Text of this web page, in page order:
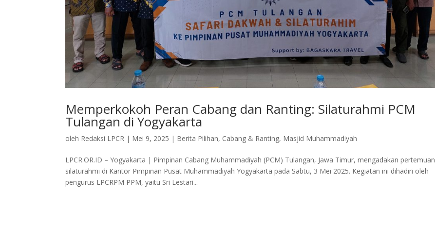
Memperkokoh Peran Cabang dan Ranting: Silaturahmi PCM
Tulangan di Yogyakarta
oleh Redaksi LPCR | Mei 9, 2025 | Berita Pilihan, Cabang & Ranting, Masjid Muhammadiyah
LPCR.OR.ID – Yogyakarta | Pimpinan Cabang Muhammadiyah (PCM) Tulangan, Jawa Timur, mengadakan pertemuan
silaturahmi di Kantor Pimpinan Pusat Muhammadiyah Yogyakarta pada Sabtu, 3 Mei 2025. Kegiatan ini dihadiri oleh
pengurus LPCRPM PPM, yaitu Sri Lestari...